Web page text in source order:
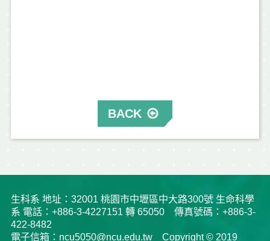
BACK
生科系 地址：32001 桃園市中壢區中大路300號 生命科學
系 電話：+886-3-4227151 轉 65050 傳真號碼：+886-3-
422-8482
電子信箱：ncu5050@ncu.edu.tw Copyright © 2019